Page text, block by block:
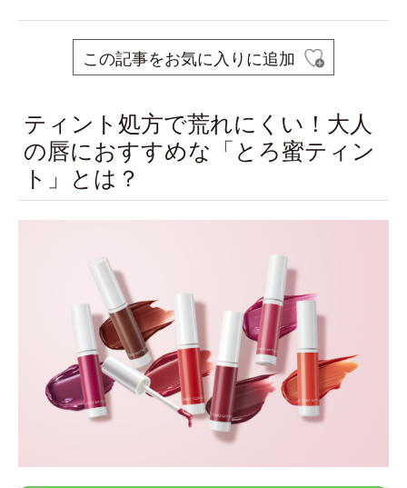
この記事をお気に入りに追加
ティント処方で荒れにくい！大人
の唇におすすめな「とろ蜜ティン
ト」とは？